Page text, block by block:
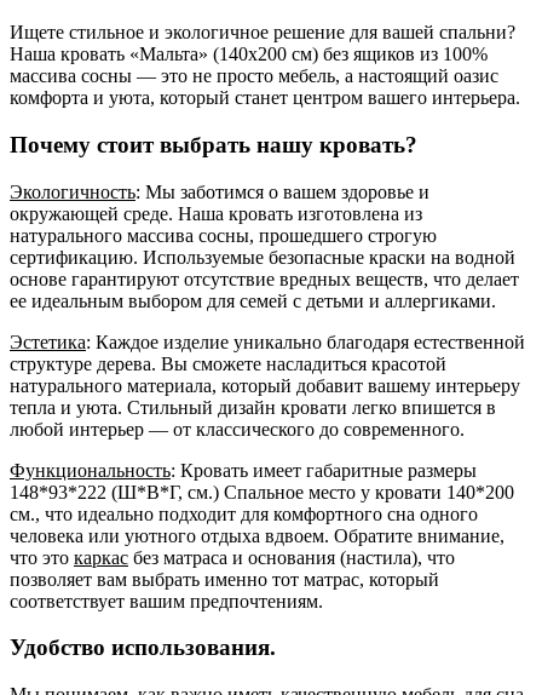
Ищете стильное и экологичное решение для вашей спальни?
Наша кровать «Мальта» (140x200 см) без ящиков из 100%
массива сосны — это не просто мебель, а настоящий оазис
комфорта и уюта, который станет центром вашего интерьера.
Почему стоит выбрать нашу кровать?
Экологичность: Мы заботимся о вашем здоровье и
окружающей среде. Наша кровать изготовлена из
натурального массива сосны, прошедшего строгую
сертификацию. Используемые безопасные краски на водной
основе гарантируют отсутствие вредных веществ, что делает
ее идеальным выбором для семей с детьми и аллергиками.
Эстетика: Каждое изделие уникально благодаря естественной
структуре дерева. Вы сможете насладиться красотой
натурального материала, который добавит вашему интерьеру
тепла и уюта. Стильный дизайн кровати легко впишется в
любой интерьер — от классического до современного.
Функциональность: Кровать имеет габаритные размеры
148*93*222 (Ш*В*Г, см.) Спальное место у кровати 140*200
см., что идеально подходит для комфортного сна одного
человека или уютного отдыха вдвоем. Обратите внимание,
что это каркас без матраса и основания (настила), что
позволяет вам выбрать именно тот матрас, который
соответствует вашим предпочтениям.
Удобство использования.